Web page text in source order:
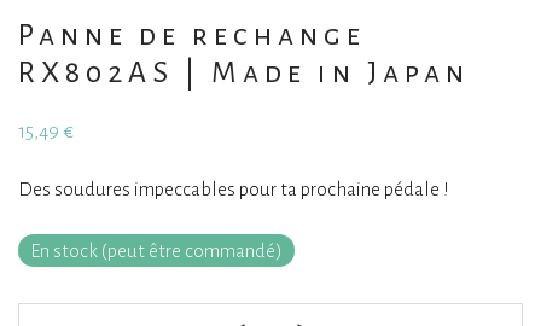
Panne de rechange
RX802AS | Made in Japan
15,49 €
Des soudures impeccables pour ta prochaine pédale !
En stock (peut être commandé)